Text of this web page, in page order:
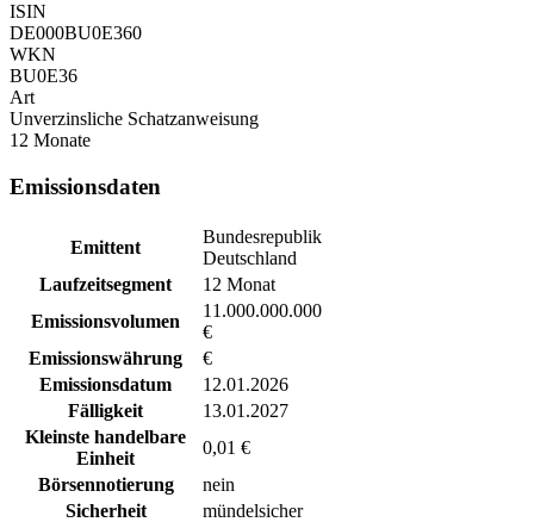
ISIN
DE000BU0E360
WKN
BU0E36
Art
Unverzinsliche Schatzanweisung
12 Monate
Emissionsdaten
Emittent
Bundesrepublik
Deutschland
Laufzeitsegment
12 Monat
Emissionsvolumen
11.000.000.000
€
Emissionswährung
€
Emissionsdatum
12.01.2026
Fälligkeit
13.01.2027
Kleinste handelbare
Einheit
0,01 €
Börsennotierung
nein
Sicherheit
mündelsicher